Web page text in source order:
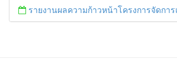
รายงานผลความก้าวหน้าโครงการจัดการแก้ไขปัญหาขยะ สัปดาห์ที่ 9/